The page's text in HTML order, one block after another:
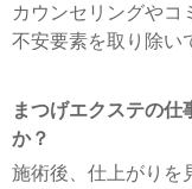
カウンセリングやコ
不安要素を取り除い
まつげエクステの
か？
施術後、仕上がりを